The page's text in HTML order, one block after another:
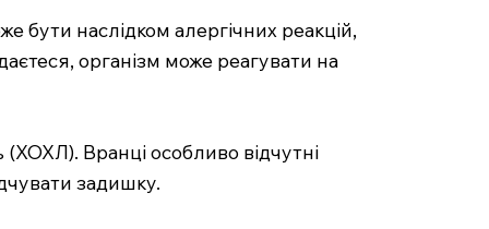
бути наслідком алергічних реакцій,
організм може реагувати на
Вранці особливо відчутні
задишку.